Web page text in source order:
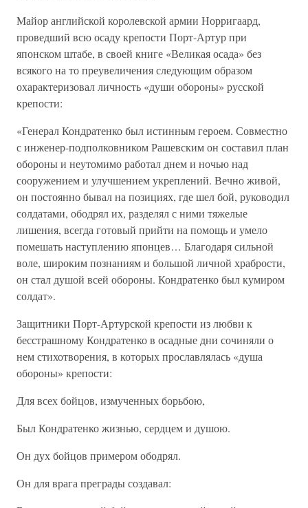
Майор английской королевской армии Норригаард,
проведший всю осаду крепости Порт-Артур при
японском штабе, в своей книге «Великая осада» без
всякого на то преувеличения следующим образом
охарактеризовал личность «души обороны» русской
крепости:
«Генерал Кондратенко был истинным героем. Совместно
с инженер-подполковником Рашевским он составил план
обороны и неутомимо работал днем и ночью над
сооружением и улучшением укреплений. Вечно живой,
он постоянно бывал на позициях, где шел бой, руководил
солдатами, ободрял их, разделял с ними тяжелые
лишения, всегда готовый прийти на помощь и умело
помешать наступлению японцев… Благодаря сильной
воле, широким познаниям и большой личной храбрости,
он стал душой всей обороны. Кондратенко был кумиром
солдат».
Защитники Порт-Артурской крепости из любви к
бесстрашному Кондратенко в осадные дни сочиняли о
нем стихотворения, в которых прославлялась «душа
обороны» крепости:
Для всех бойцов, измученных борьбою,
Был Кондратенко жизнью, сердцем и душою.
Он дух бойцов примером ободрял.
Он для врага преграды создавал: